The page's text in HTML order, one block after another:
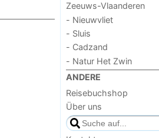
Zeeuws-Vlaanderen
- Nieuwvliet
- Sluis
- Cadzand
- Natur Het Zwin
ANDERE
Reisebuchshop
Über uns